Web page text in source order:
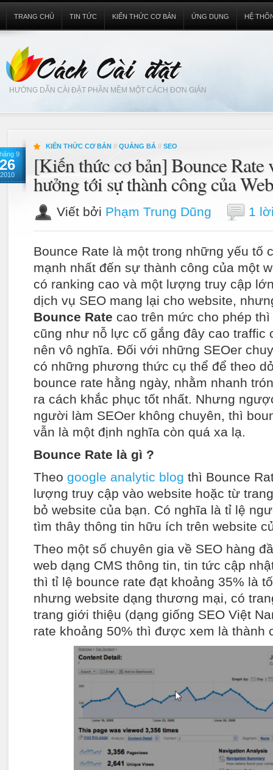
HƯỚNG DẪN CÀI ĐẶT PHẦN MỀM MỘT CÁCH ĐƠN GIẢN
TRANG CHỦ TIN TỨC KIẾN THỨC CƠ BẢN ỨNG DỤNG HỆ
9
26
2010
KIẾN THỨC CƠ BẢN // QUẢNG BÁ // SEO
[Kiến thức cơ bản] Bounce Rate
hưởng tới sự thành công của
Viết bởi Phạm Trung Dũng 1
Bounce Rate là một trong những yếu tố
mạnh nhất đến sự thành công của một
có ranking cao và một lượng truy cập
dịch vụ SEO mang lại cho website,
Bounce Rate cao trên mức cho phép
cũng như nỗ lực cố gắng đây cao traffic
nên vô nghĩa. Đối với những SEOer
có những phương thức cụ thể để theo
bounce rate hằng ngày, nhằm nhanh
ra cách khắc phục tốt nhất. Nhưng
người làm SEOer không chuyên, thì
vẫn là một định nghĩa còn quá xa lạ.
Bounce Rate là gì ?
Theo google analytic blog thì Bounce
lượng truy cập vào website hoặc từ
bỏ website của bạn. Có nghĩa là tỉ lệ
tìm thây thông tin hữu ích trên website
Theo một số chuyên gia về SEO hàng
web dạng CMS thông tin, tin tức cập
thì tỉ lệ bounce rate đạt khoảng 35% là
nhưng website dạng thương mại, có
trang giới thiệu (dạng giống SEO Việt
rate khoảng 50% thì được xem là thành